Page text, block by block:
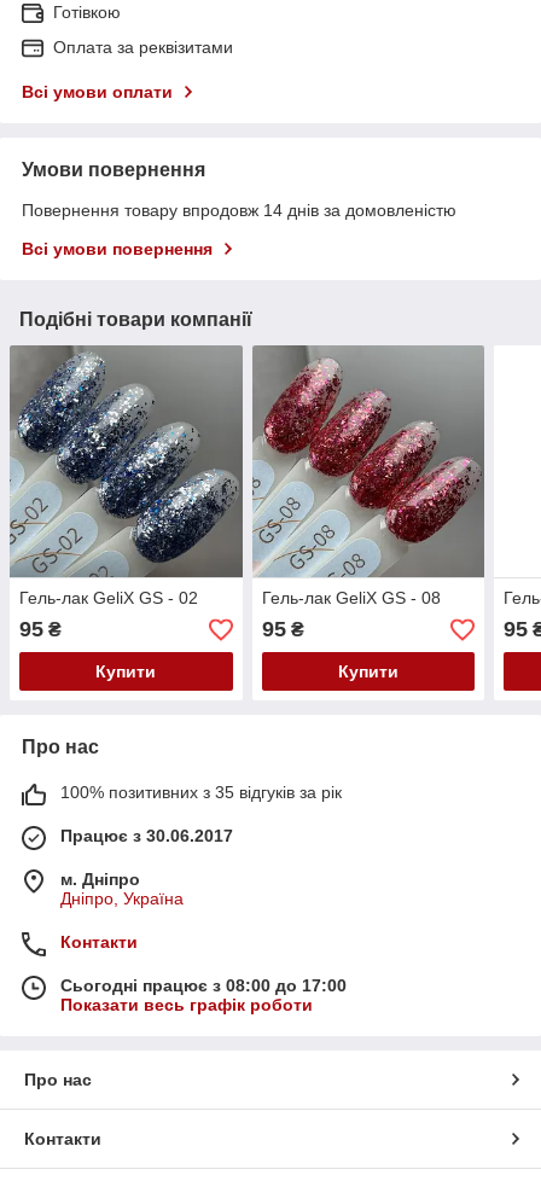
Готівкою
Оплата за реквізитами
Всі умови оплати
Умови повернення
Повернення товару впродовж 14 днів за домовленістю
Всі умови повернення
Подібні товари компанії
Гель-лак GeliX GS - 02
95 ₴
Купити
Гель-лак GeliX GS - 08
95₴
Купити
95
Про нас
100% позитивних з 35 відгуків за рік
Працює з 30.06.2017
м. Дніпро
Дніпро, Україна
Контакти
Сьогодні працює з 08:00 до 17:00
Показати весь графік роботи
Про нас
Контакти